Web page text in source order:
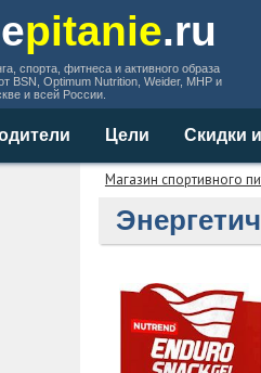
pitanie.ru
спорта, фитнеса и активного образа
BSN, Optimum Nutrition, Weider, MHP и
и всей России.
Цели Скидки
Магазин спортивного